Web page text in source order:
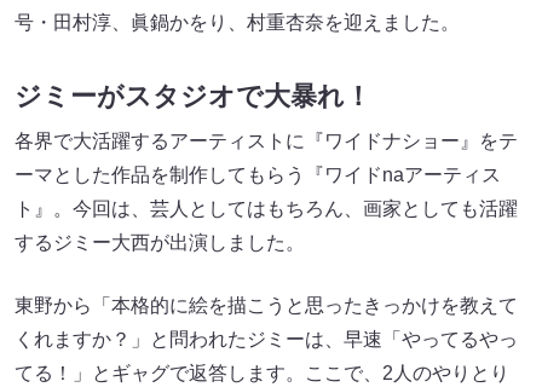
号・田村淳、眞鍋かをり、村重杏奈を迎えました。
ジミーがスタジオで大暴れ！
各界で大活躍するアーティストに『ワイドナショー』をテ
ーマとした作品を制作してもらう『ワイドnaアーティス
ト』。今回は、芸人としてはもちろん、画家としても活躍
するジミー大西が出演しました。
東野から「本格的に絵を描こうと思ったきっかけを教えて
くれますか？」と問われたジミーは、早速「やってるやっ
てる！」とギャグで返答します。ここで、2人のやりとり